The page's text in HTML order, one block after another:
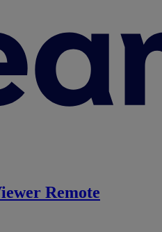
Remote